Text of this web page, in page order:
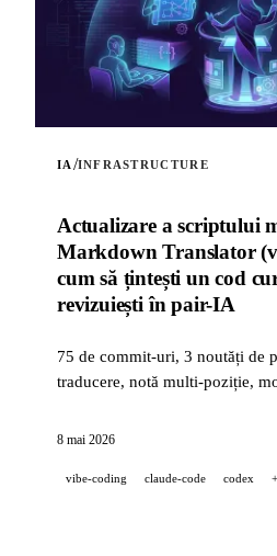
IA /INFRASTRUCTURE
Actualizare a scriptului
Markdown Translator
cum să țintești un cod
revizuiești în pair-IA
75 de commit-uri, 3 noutăți de
traducere, notă multi-poziție,
revizuire PR asistată de IA)
8 mai 2026
vibe-coding claude-code codex